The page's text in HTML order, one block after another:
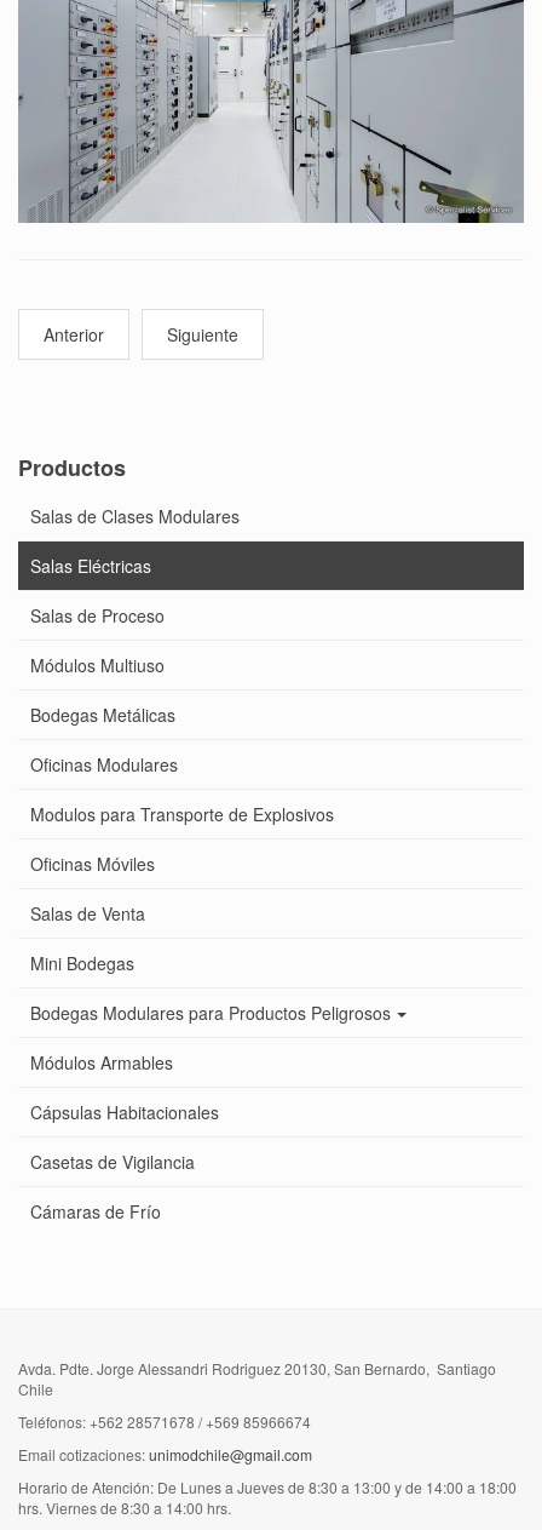
Anterior Siguiente
Productos
Salas de Clases Modulares
Salas Eléctricas
Salas de Proceso
Módulos Multiuso
Bodegas Metálicas
Oficinas Modulares
Modulos para Transporte de Explosivos
Oficinas Móviles
Salas de Venta
Mini Bodegas
Bodegas Modulares para Productos Peligrosos
Módulos Armables
Cápsulas Habitacionales
Casetas de Vigilancia
Cámaras de Frío
Avda. Pdte. Jorge Alessandri Rodriguez 20130, San Bernardo, Santiago
Chile
Teléfonos: +562 28571678 / +569 85966674
Email cotizaciones:unimodchile@gmail.com
Horario de Atención: De Lunes a Jueves de 8:30 a 13:00 y de 14:00 a 18:00
hrs. Viernes de 8:30 a 14:00 hrs.